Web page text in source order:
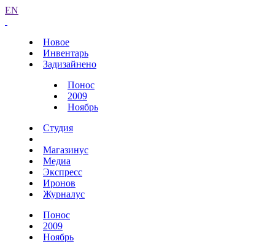
EN
Новое
Инвентарь
Задизайнено
Понос
2009
Ноябрь
Студия
Магазинус
Медиа
Экспресс
Иронов
Журналус
Понос
2009
Ноябрь